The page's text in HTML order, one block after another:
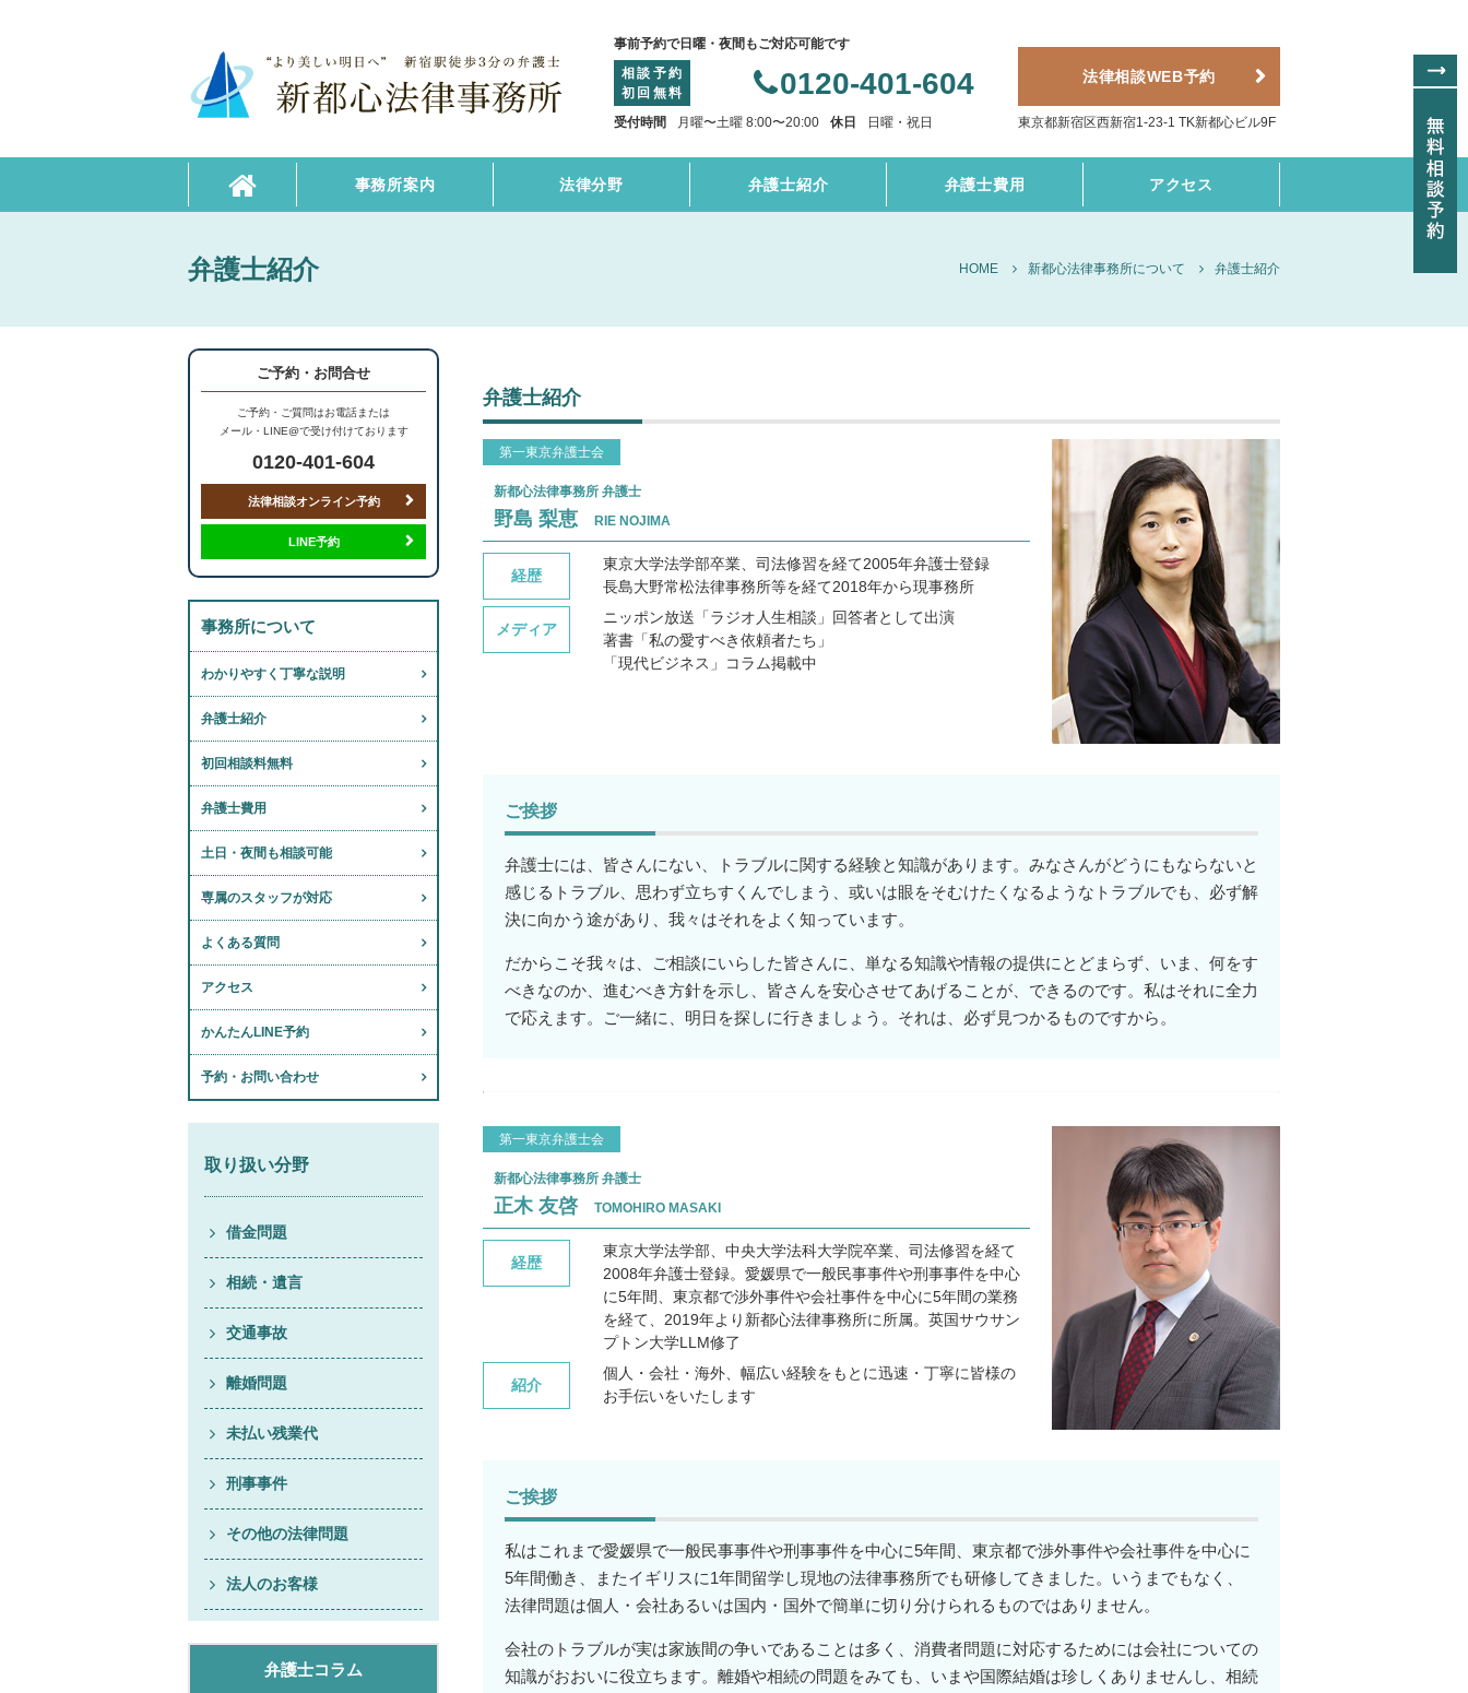
事前予約で日曜・夜間もご対応可能です
相談予約
初回無料
0120-401-604
受付時間 月曜〜土曜 8:00〜20:00 休日 日曜・祝日
法律相談WEB予約
東京都新宿区西新宿1-23-1 TK新都心ビル9F
事務所案内 法律分野 弁護士紹介 弁護士費用 アクセス
弁護士紹介 HOME 新都心法律事務所について 弁護士紹介
弁護士紹介
第一東京弁護士会
新都心法律事務所 弁護士
野島 梨恵 RIE NOJIMA
経歴
東京大学法学部卒業、司法修習を経て2005年弁護士登録
長島大野常松法律事務所等を経て2018年から現事務所
メディア
ニッポン放送「ラジオ人生相談」回答者として出演
著書「私の愛すべき依頼者たち」
「現代ビジネス」コラム掲載中
ご挨拶
弁護士には、皆さんにない、トラブルに関する経験と知識があります。みなさんがどうにもならないと
感じるトラブル、思わず立ちすくんでしまう、或いは眼をそむけたくなるようなトラブルでも、必ず解
決に向かう途があり、我々はそれをよく知っています。
だからこそ我々は、ご相談にいらした皆さんに、単なる知識や情報の提供にとどまらず、いま、何をす
べきなのか、進むべき方針を示し、皆さんを安心させてあげることが、できるのです。私はそれに全力
で応えます。ご一緒に、明日を探しに行きましょう。それは、必ず見つかるものですから。
第一東京弁護士会
新都心法律事務所 弁護士
正木 友啓 TOMOHIRO MASAKI
経歴
東京大学法学部、中央大学法科大学院卒業、司法修習を経て
2008年弁護士登録。愛媛県で一般民事事件や刑事事件を中心
に5年間、東京都で渉外事件や会社事件を中心に5年間の業務
を経て、2019年より新都心法律事務所に所属。英国サウサン
プトン大学LLM修了
紹介
個人・会社・海外、幅広い経験をもとに迅速・丁寧に皆様の
お手伝いをいたします
ご挨拶
私はこれまで愛媛県で一般民事事件や刑事事件を中心に5年間、東京都で渉外事件や会社事件を中心に
5年間働き、またイギリスに1年間留学し現地の法律事務所でも研修してきました。いうまでもなく、
法律問題は個人・会社あるいは国内・国外で簡単に切り分けられるものではありません。
会社のトラブルが実は家族間の争いであることは多く、消費者問題に対応するためには会社についての
知識がおおいに役立ちます。離婚や相続の問題をみても、いまや国際結婚は珍しくありませんし、相続
ご予約・お問合せ
ご予約・ご質問はお電話または
メール・LINE@で受け付けております
0120-401-604
法律相談オンライン予約
LINE予約
事務所について
わかりやすく丁寧な説明
弁護士紹介
初回相談料無料
弁護士費用
土日・夜間も相談可能
専属のスタッフが対応
よくある質問
アクセス
かんたんLINE予約
予約・お問い合わせ
取り扱い分野
借金問題
相続・遺言
交通事故
離婚問題
未払い残業代
刑事事件
その他の法律問題
法人のお客様
弁護士コラム